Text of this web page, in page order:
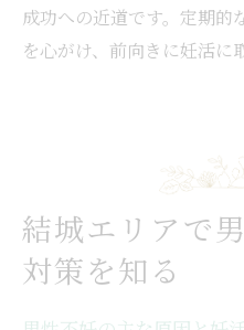
成功への近道です。定期的
を心がけ、前向きに妊活に
結城エリアで
対策を知る